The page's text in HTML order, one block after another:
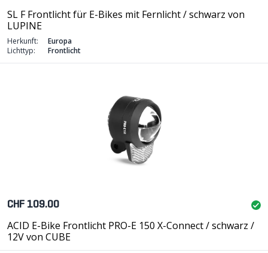
SL F Frontlicht für E-Bikes mit Fernlicht / schwarz von
LUPINE
Herkunft:
Europa
Lichttyp:
Frontlicht
CHF 109.00
ACID E-Bike Frontlicht PRO-E 150 X-Connect / schwarz /
12V von CUBE